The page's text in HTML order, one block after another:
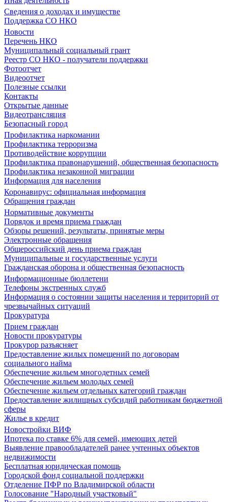
Сведения о доходах и имуществе
Поддержка СО НКО
Новости
Перечень НКО
Муниципальный социальный грант
Реестр СО НКО - получатели поддержки
Фотоотчет
Видеоотчет
Полезные ссылки
Контакты
Открытые данные
Видеотрансляция
Безопасный город
Профилактика наркомании
Профилактика терроризма
Противодействие коррупции
Профилактика правонарушений, общественная безопасность
Профилактика незаконной миграции
Информация для населения
Коронавирус: официальная информация
Обращения граждан
Нормативные документы
Порядок и время приема граждан
Обзоры решений, результаты, принятые меры
Электронные обращения
Общероссийский день приема граждан
Муниципальные и государственные услуги
Гражданская оборона и общественная безопасность
Информационные бюллетени
Телефоны экстренных служб
Информация о состоянии защиты населения и территорий от
чрезвычайных ситуаций
Прокуратура
Прием граждан
Новости прокуратуры
Прокурор разъясняет
Предоставление жилых помещений по договорам
социального найма
Обеспечение жильем многодетных семей
Обеспечение жильем молодых семей
Обеспечение жильем отдельных категорий граждан
Предоставление жилищных субсидий работникам бюджетной
сферы
Жилье в кредит
Новостройки ВИФ
Ипотека по ставке 6% для семей, имеющих детей
Выявление правообладателей ранее учтенных объектов
недвижимости
Бесплатная юридическая помощь
Городской фонд социальной поддержки
Отделение ПФР по Владимирской области
Голосование "Народный участковый"